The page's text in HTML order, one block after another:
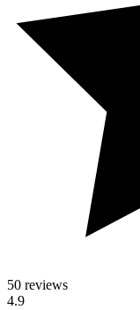
50 reviews
4.9